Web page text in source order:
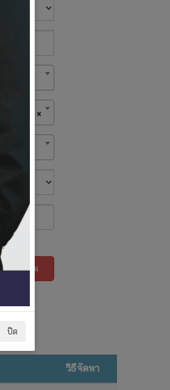
×
รีเซ็ต
วิธีจัดหา
ปิด